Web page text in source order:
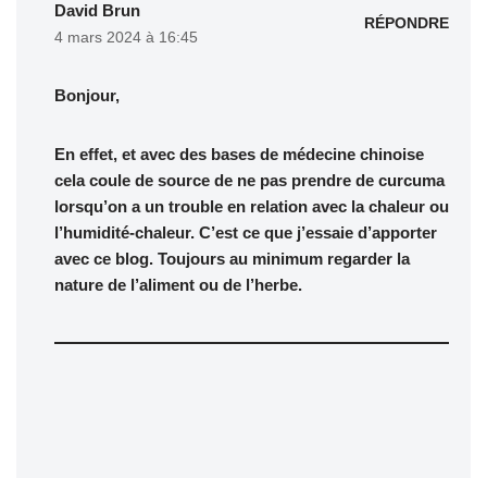
David Brun
4 mars 2024 à 16:45
RÉPONDRE
Bonjour,
En effet, et avec des bases de médecine chinoise
cela coule de source de ne pas prendre de curcuma
lorsqu’on a un trouble en relation avec la chaleur ou
l’humidité-chaleur. C’est ce que j’essaie d’apporter
avec ce blog. Toujours au minimum regarder la
nature de l’aliment ou de l’herbe.